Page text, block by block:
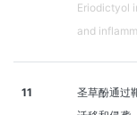
Eriodictyol
and
11
圣草酚通过